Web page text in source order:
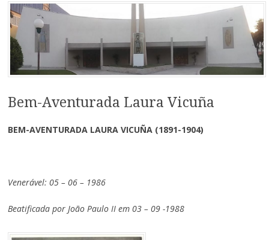
Pular
para
o
conteúdo
Bem-Aventurada Laura Vicuña
BEM-AVENTURADA LAURA VICUÑA (1891-1904)
Venerável: 05 – 06 – 1986
Beatificada por João Paulo II em 03 – 09 -1988